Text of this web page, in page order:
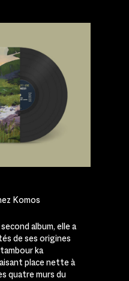
Komos
album, elle a
de ses origines
ka
place nette à
quatre murs du